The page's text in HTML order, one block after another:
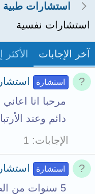
استشارات طبية
استشارات نفسية
آخر الإجابات الأكثر
استشارة
مرحبا انا
دائم وعند
الإجابات
1
استشارة
5 سنوات من